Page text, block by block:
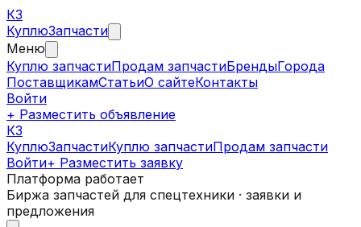
КЗ
КуплюЗапчасти
Меню
Куплю запчастиПродам запчастиБрендыГорода
ПоставщикамСтатьиО сайтеКонтакты
Войти
+ Разместить объявление
КЗ
КуплюЗапчастиКуплю запчастиПродам запчасти
Войти+ Разместить заявку
Платформа работает
Биржа запчастей для спецтехники · заявки и
предложения